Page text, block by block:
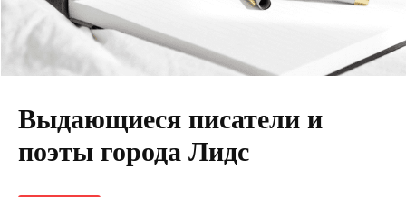
Выдающиеся писатели и
поэты города Лидс